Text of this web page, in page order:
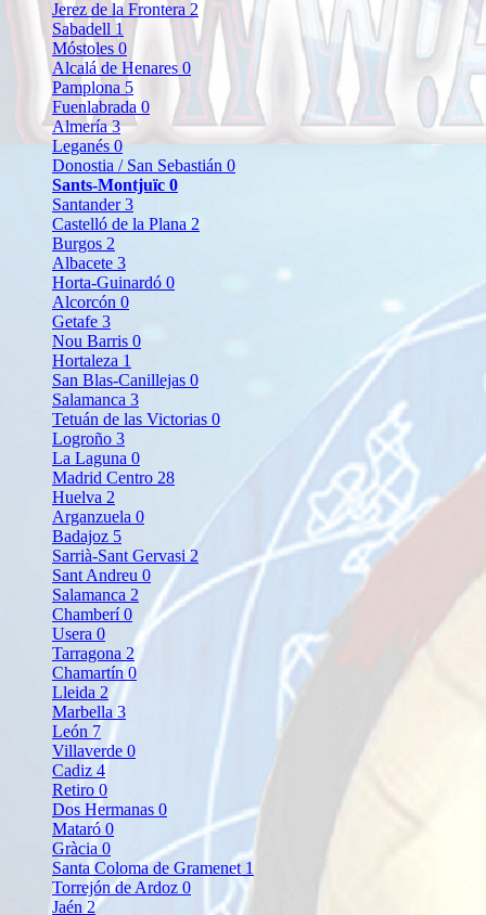
Jerez de la Frontera 2
Sabadell 1
Móstoles0
Alcalá de Henares 0
Pamplona 5
Fuenlabrada 0
Almería3
Leganés0
Donostia / San Sebastián 0
Sants-Montjuïc 0
Santander3
Castelló de la Plana 2
Burgos 2
Albacete 3
Horta-Guinardó 0
Alcorcón 0
Getafe 3
Nou Barris 0
Hortaleza 1
San Blas-Canillejas 0
Salamanca 3
Tetuán de las Victorias 0
Logroño 3
La Laguna 0
Madrid Centro 28
Huelva 2
Arganzuela 0
Badajoz 5
Sarrià-Sant Gervasi2
Sant Andreu 0
Salamanca 2
Chamberí0
Usera 0
Tarragona 2
Chamartín 0
Lleida 2
Marbella3
León 7
Villaverde 0
Cadiz 4
Retiro 0
Dos Hermanas 0
Mataró 0
Gràcia 0
Santa Coloma de Gramenet 1
Torrejón de Ardoz 0
Jaén 2